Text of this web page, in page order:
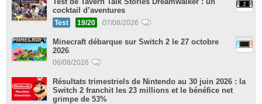
cocktail d’aventures
Test 19/20 07/08/2026
Minecraft débarque sur Switch 2 le 27 octobre
2026
06/08/2026
Résultats trimestriels de Nintendo au 30 juin 2026 : la
Switch 2 franchit les 23 millions et le bénéfice net
grimpe de 53%